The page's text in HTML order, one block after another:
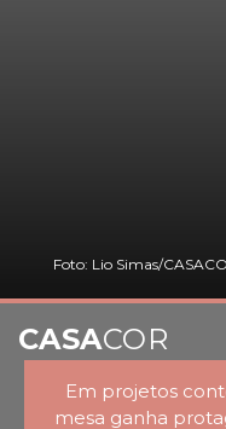
Foto: Lio Simas/
Em projetos
mesa ganha
CASACOR